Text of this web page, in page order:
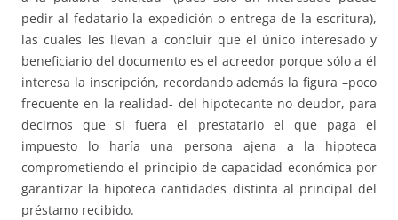
pedir al fedatario la expedición o entrega de la escritura),
las cuales les llevan a concluir que el único interesado y
beneficiario del documento es el acreedor porque sólo a él
interesa la inscripción, recordando además la figura –poco
frecuente en la realidad- del hipotecante no deudor, para
decirnos que si fuera el prestatario el que paga el
impuesto lo haría una persona ajena a la hipoteca
comprometiendo el principio de capacidad económica por
garantizar la hipoteca cantidades distinta al principal del
préstamo recibido.